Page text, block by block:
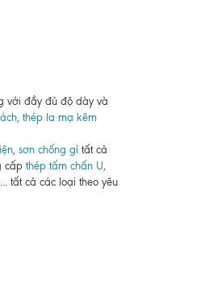
với đầy đủ độ dày và
, thép la mạ kẽm
, sơn chống gỉtất cả
cấp thép tấm chấn U,
tất cả các loại theo yêu